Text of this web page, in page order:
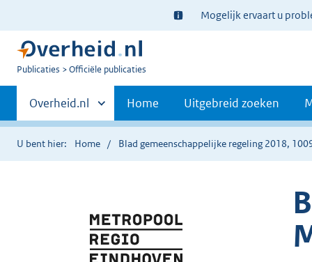
Ter
informatie:
Mogelijk ervaart u
U
Publicaties Officiële publicaties
Primaire
navigatie
Andere
sites
binnen
Overheid.nl Home Uitgebreid zoeken
U bent hier: Home Blad gemeenschappelijke regeling 2018,